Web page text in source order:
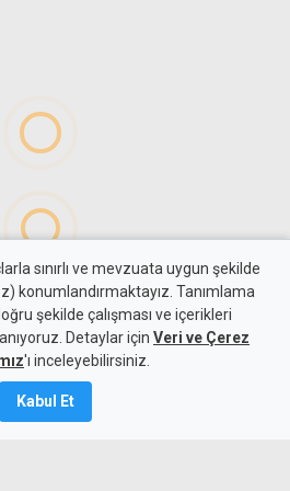
çalıştay
UBP'nin
sınırlı ve mevzuata uygun şekilde
konumlandırmaktayız. Tanımlama
şekilde çalışması ve içerikleri
Detaylar için Veri ve Çerez
'ı inceleyebilirsiniz.
Kabul Et